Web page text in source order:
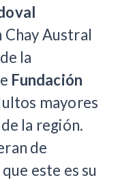
Chay Austral
la
Fundación
mayores
la región.
de
este es su